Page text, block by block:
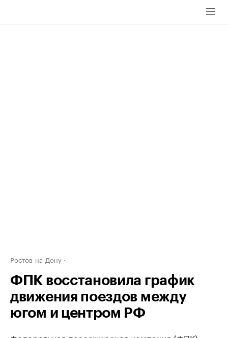
Ростов-на-Дону
ФПК восстановила график
движения поездов между
югом и центром РФ